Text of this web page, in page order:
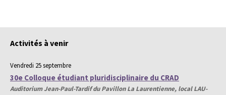
Activités à venir
Vendredi 25 septembre
30e Colloque étudiant pluridisciplinaire du CRAD
Auditorium Jean-Paul-Tardif du Pavillon La Laurentienne, local LAU-